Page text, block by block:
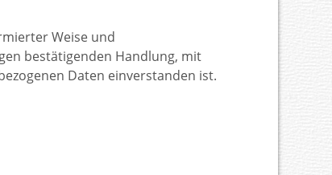
Weise und
bestätigenden Handlung, mit
Daten einverstanden ist.